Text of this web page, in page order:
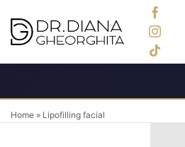
to
content
Home » Lipofilling facial